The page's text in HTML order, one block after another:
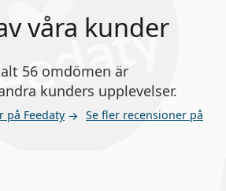
våra kunder
56 omdömen är
kunders upplevelser.
på Feedaty Se fler recensioner på